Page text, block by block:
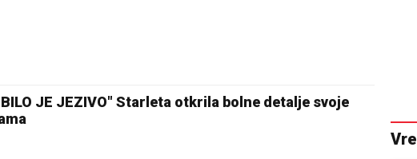
BILO JE JEZIVO" Starleta otkrila bolne detalje svoje